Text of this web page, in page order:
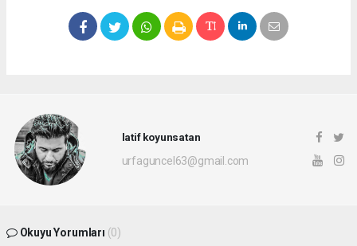
latif koyunsatan
urfaguncel63@gmail.com
Okuyu Yorumları (0)